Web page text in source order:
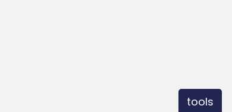
tools